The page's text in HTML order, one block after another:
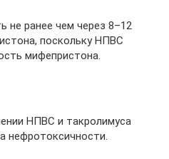
не ранее чем через 8–12
поскольку НПВС
мифепристона.
НПВС и такролимуса
нефротоксичности.